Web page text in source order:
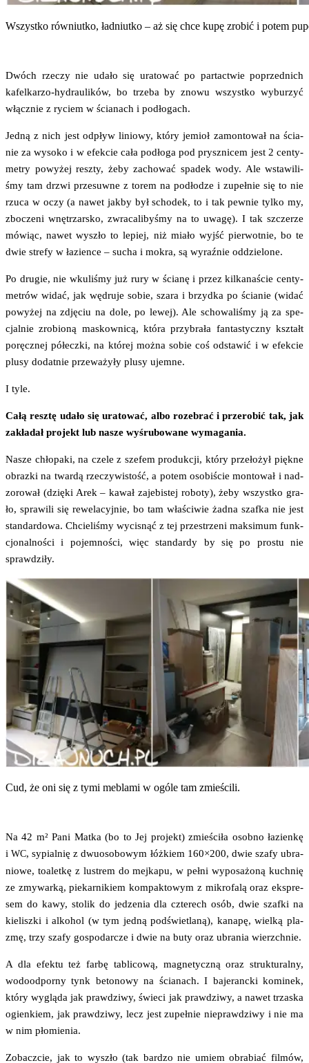
Wszyst­ko rów­niut­ko, ład­niut­ko – aż się chce kupę zro­bić i potem
Dwóch rze­czy nie uda­ło się ura­to­wać po par­tac­twie poprzed­nich
kafel­ka­rzo-hydrau­li­ków, bo trze­ba by zno­wu wszyst­ko wybu­rzyć
włącz­nie z ryciem w ścia­nach i podłogach.
Jed­ną z nich jest odpływ linio­wy, któ­ry jemioł zamon­to­wał na ścia­
nie za wyso­ko i w efek­cie cała pod­ło­ga pod prysz­ni­cem jest 2 cen­ty­
me­try powy­żej resz­ty, żeby zacho­wać spa­dek wody. Ale wsta­wi­li­
śmy tam drzwi prze­suw­ne z torem na pod­ło­dze i zupeł­nie się to nie
rzu­ca w oczy (a nawet jak­by był scho­dek, to i tak pew­nie tyl­ko my,
zbo­cze­ni wnę­trzar­sko, zwra­ca­li­by­śmy na to uwa­gę). I tak szcze­rze
mówiąc, nawet wyszło to lepiej, niż mia­ło wyjść pier­wot­nie, bo te
dwie stre­fy w łazien­ce – sucha i mokra, są wyraź­nie oddzielone.
Po dru­gie, nie wku­li­śmy już rury w ścia­nę i przez kil­ka­na­ście cen­ty­
me­trów widać, jak wędru­je sobie, sza­ra i brzyd­ka po ścia­nie (widać
powy­żej na zdję­ciu na dole, po lewej). Ale scho­wa­li­śmy ją za spe­
cjal­nie zro­bio­ną maskow­ni­cą, któ­ra przy­bra­ła fan­ta­stycz­ny kształt
poręcz­nej półecz­ki, na któ­rej moż­na sobie coś odsta­wić i w efek­cie
plu­sy dodat­nie prze­wa­ży­ły plu­sy ujemne.
I tyle.
Całą resz­tę uda­ło się ura­to­wać, albo roze­brać i prze­ro­bić tak, jak
zakła­dał pro­jekt lub nasze wyśru­bo­wa­ne wymagania.
Nasze chło­pa­ki, na cze­le z sze­fem pro­duk­cji, któ­ry prze­ło­żył pięk­ne
obraz­ki na twar­dą rze­czy­wi­stość, a potem oso­bi­ście mon­to­wał i nad­
zo­ro­wał (dzię­ki Arek – kawał zaje­bi­stej robo­ty), żeby wszyst­ko gra­
ło, spra­wi­li się rewe­la­cyj­nie, bo tam wła­ści­wie żad­na szaf­ka nie jest
stan­dar­do­wa. Chcie­li­śmy wyci­snąć z tej prze­strze­ni mak­si­mum funk­
cjo­nal­no­ści i pojem­no­ści, więc stan­dar­dy by się po pro­stu nie
sprawdziły.
Cud, że oni się z tymi mebla­mi w ogó­le tam zmieścili.
Na 42 m² Pani Mat­ka (bo to Jej pro­jekt) zmie­ści­ła osob­no łazien­kę
iWC, sypial­nię z dwu­oso­bo­wym łóż­kiem 160×200, dwie sza­fy ubra­
nio­we, toa­let­kę z lustrem do mej­ka­pu, w peł­ni wypo­sa­żo­ną kuch­nię
ze zmy­war­ką, pie­kar­ni­kiem kom­pak­to­wym z mikro­fa­lą oraz eks­pre­
sem do kawy, sto­lik do jedze­nia dla czte­rech osób, dwie szaf­ki na
kie­lisz­ki i alko­hol (w tym jed­ną pod­świe­tla­ną), kana­pę, wiel­ką pla­
zmę, trzy sza­fy gospo­dar­cze i dwie na buty oraz ubra­nia wierzchnie.
A dla efek­tu też far­bę tabli­co­wą, magne­tycz­ną oraz struk­tu­ral­ny,
wodo­od­por­ny tynk beto­no­wy na ścia­nach. I baje­ranc­ki komi­nek,
któ­ry wyglą­da jak praw­dzi­wy, świe­ci jak praw­dzi­wy, a nawet trza­ska
ogien­kiem, jak praw­dzi­wy, lecz jest zupeł­nie nie­praw­dzi­wy i nie ma
w nim płomienia.
Zobacz­cie, jak to wyszło (tak bar­dzo nie umiem obra­biać fil­mów,